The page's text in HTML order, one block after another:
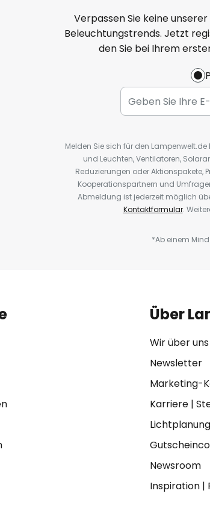
Verpassen Sie keine
Beleuchtungstrends. Jetzt
den Sie bei Ihrem
Melden Sie sich für den
und Leuchten, Ventilatoren,
Reduzierungen oder
Kooperationspartnern und
Abmeldung ist jederzeit möglich
Kontaktformular.
*Ab einem
Über
Wir über uns
Newsletter
Marketing-
Karriere|
Lichtplanung
Newsroom
Inspiration|